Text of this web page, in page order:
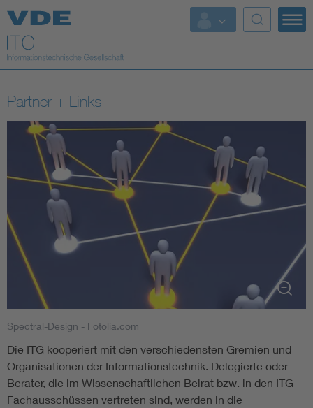
Top Themen
Fokusthemen
Energy
AI & Digital Trust
Health
Mobility
Weitere Themen
Microelectronics
Partner + Links
Spectral-Design - Fotolia.com
Die ITG kooperiert mit den verschiedensten Gremien und
Organisationen der Informationstechnik. Delegierte oder
Berater, die im Wissenschaftlichen Beirat bzw. in den ITG
Fachausschüssen vertreten sind, werden in die